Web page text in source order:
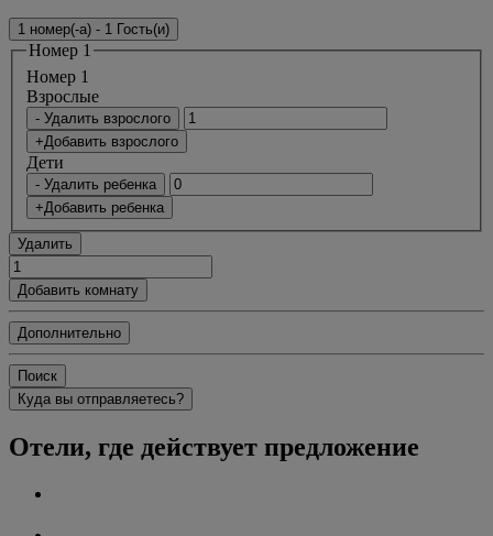
1 номер(-а) - 1 Гость(и)
Номер 1
Номер 1
Bзрослые
- Удалить взрослого
+Добавить взрослого
Дети
- Удалить ребенка
+Добавить ребенка
Удалить
Добавить комнату
Дополнительно
Поиск
Куда вы отправляетесь?
Отели, где действует предложение